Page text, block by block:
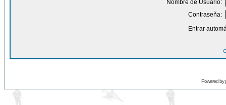
Nombre de Usuario:
Contraseña:
Entrar
Powered by